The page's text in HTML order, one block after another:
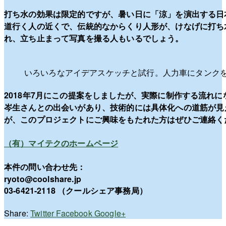
打ち水の効果は限定的ですが、暑い日に「涼」を演出する
道行く人の近くで、伝統的なからくり人形が、けなげに打
れ、立ち止まって写真を撮る人もいるでしょう。
いろいろなアイデアスケッチと試行。人力車にタンク
2018年7月にこの提案をしましたが、実際に制作する流れ
岑生さんとの出会いがあり、技術的には具体化への道筋が
が、このプロジェクトにご興味をもたれた方はぜひご連絡
（有）マイテクのホームページ
本件の問い合わせ先：
ryoto@coolshare.jp
03-6421-2118 （クールシェア事務局）
Share: Twitter FacebookGoogle+